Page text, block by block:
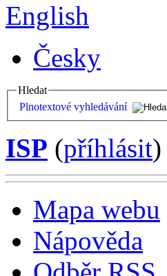
English
Česky
Hledat
Plnotextové vyhledávání
ISP (příhlásit)
Mapa webu
Nápověda